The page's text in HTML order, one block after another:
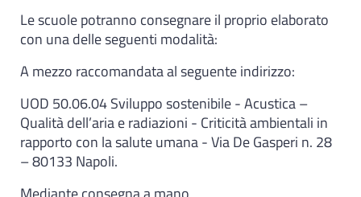
Le scuole potranno consegnare il proprio elaborato
con una delle seguenti modalità:
A mezzo raccomandata al seguente indirizzo:
UOD 50.06.04 Sviluppo sostenibile - Acustica –
Qualità dell’aria e radiazioni - Criticità ambientali in
rapporto con la salute umana - Via De Gasperi n. 28
– 80133 Napoli.